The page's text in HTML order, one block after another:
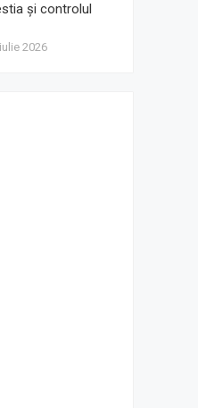
și controlul
2026